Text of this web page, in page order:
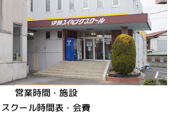
営業時間・施設
スクール時間表・会費